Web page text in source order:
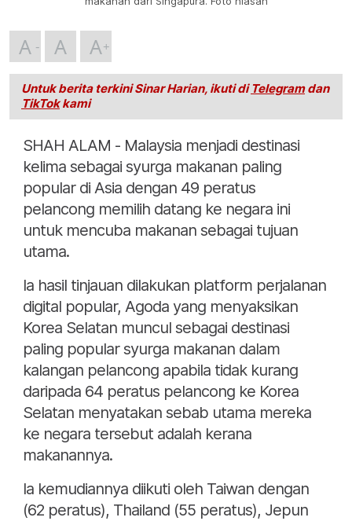
A A A
Untuk berita terkini Sinar Harian, ikuti di Telegramdan
TikTokkami
SHAH ALAM - Malaysia menjadi destinasi
kelima sebagai syurga makanan paling
popular di Asia dengan 49 peratus
pelancong memilih datang ke negara ini
untuk mencuba makanan sebagai tujuan
utama.
Ia hasil tinjauan dilakukan platform perjalanan
digital popular, Agoda yang menyaksikan
Korea Selatan muncul sebagai destinasi
paling popular syurga makanan dalam
kalangan pelancong apabila tidak kurang
daripada 64 peratus pelancong ke Korea
Selatan menyatakan sebab utama mereka
ke negara tersebut adalah kerana
makanannya.
Ia kemudiannya diikuti oleh Taiwan dengan
(62 peratus), Thailand (55 peratus), Jepun